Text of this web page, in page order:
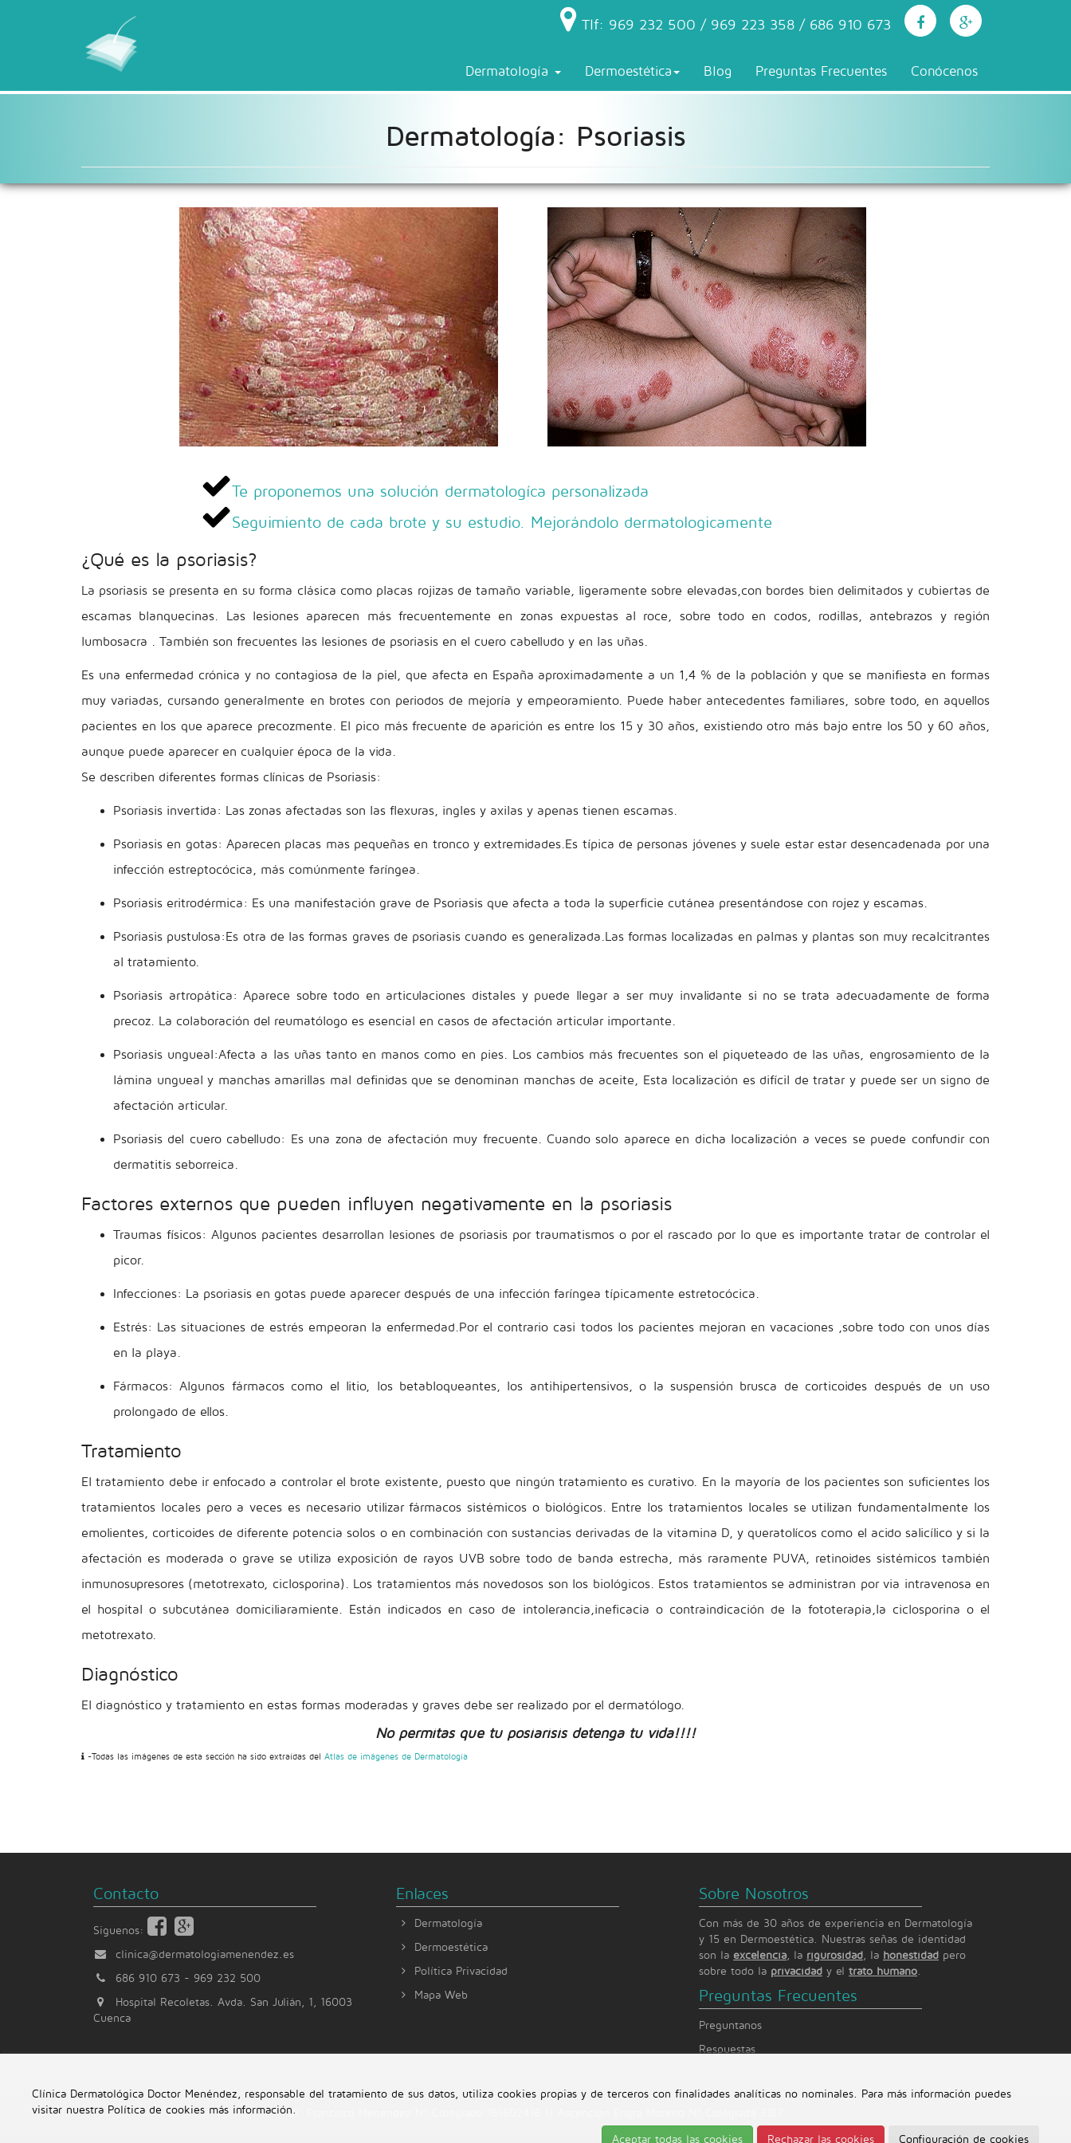
Tlf: 969 232 500 / 969 223 358 / 686 910 673
Dermatología Dermoestética Blog Preguntas Frecuentes Conócenos
Clínica Dermatológica Doctor Menéndez, responsable del tratamiento de sus datos, utiliza cookies propias y de terceros con finalidades analíticas no nominales. Para más información puedes
visitar nuestra Política de cookies más información
Aceptar todas las cookies Rechazar las cookies Configuración de cookies
Dermatología: Psoriasis
Te proponemos una solución dermatologíca personalizada
Seguimiento de cada brote y su estudio. Mejorándolo dermatologicamente
¿Qué es la psoriasis?
La psoriasis se presenta en su forma clásica como placas rojizas de tamaño variable, ligeramente sobre elevadas,con bordes bien delimitados y cubiertas de
escamas blanquecinas. Las lesiones aparecen más frecuentemente en zonas expuestas al roce, sobre todo en codos, rodillas, antebrazos y región
lumbosacra . También son frecuentes las lesiones de psoriasis en el cuero cabelludo y en las uñas.
Es una enfermedad crónica y no contagiosa de la piel, que afecta en España aproximadamente a un 1,4 % de la población y que se manifiesta en formas
muy variadas, cursando generalmente en brotes con periodos de mejoría y empeoramiento. Puede haber antecedentes familiares, sobre todo, en aquellos
pacientes en los que aparece precozmente. El pico más frecuente de aparición es entre los 15 y 30 años, existiendo otro más bajo entre los 50 y 60 años,
aunque puede aparecer en cualquier época de la vida.
Se describen diferentes formas clínicas de Psoriasis:
Psoriasis invertida: Las zonas afectadas son las flexuras, ingles y axilas y apenas tienen escamas.
Psoriasis en gotas: Aparecen placas mas pequeñas en tronco y extremidades.Es típica de personas jóvenes y suele estar estar desencadenada por una
infección estreptocócica, más comúnmente faríngea.
Psoriasis eritrodérmica: Es una manifestación grave de Psoriasis que afecta a toda la superficie cutánea presentándose con rojez y escamas.
Psoriasis pustulosa:Es otra de las formas graves de psoriasis cuando es generalizada.Las formas localizadas en palmas y plantas son muy recalcitrantes
al tratamiento.
Psoriasis artropática: Aparece sobre todo en articulaciones distales y puede llegar a ser muy invalidante si no se trata adecuadamente de forma
precoz. La colaboración del reumatólogo es esencial en casos de afectación articular importante.
Psoriasis ungueal:Afecta a las uñas tanto en manos como en pies. Los cambios más frecuentes son el piqueteado de las uñas, engrosamiento de la
lámina ungueal y manchas amarillas mal definidas que se denominan manchas de aceite, Esta localización es difícil de tratar y puede ser un signo de
afectación articular.
Psoriasis del cuero cabelludo: Es una zona de afectación muy frecuente. Cuando solo aparece en dicha localización a veces se puede confundir con
dermatitis seborreica.
Factores externos que pueden influyen negativamente en la psoriasis
Traumas físicos: Algunos pacientes desarrollan lesiones de psoriasis por traumatismos o por el rascado por lo que es importante tratar de controlar el
picor.
Infecciones: La psoriasis en gotas puede aparecer después de una infección faríngea típicamente estretocócica.
Estrés: Las situaciones de estrés empeoran la enfermedad.Por el contrario casi todos los pacientes mejoran en vacaciones ,sobre todo con unos días
en la playa.
Fármacos: Algunos fármacos como el litio, los betabloqueantes, los antihipertensivos, o la suspensión brusca de corticoides después de un uso
prolongado de ellos.
Tratamiento
El tratamiento debe ir enfocado a controlar el brote existente, puesto que ningún tratamiento es curativo. En la mayoría de los pacientes son suficientes los
tratamientos locales pero a veces es necesario utilizar fármacos sistémicos o biológicos. Entre los tratamientos locales se utilizan fundamentalmente los
emolientes, corticoides de diferente potencia solos o en combinación con sustancias derivadas de la vitamina D, y queratolícos como el acido salicílico y si la
afectación es moderada o grave se utiliza exposición de rayos UVB sobre todo de banda estrecha, más raramente PUVA, retinoides sistémicos también
inmunosupresores (metotrexato, ciclosporina). Los tratamientos más novedosos son los biológicos. Estos tratamientos se administran por via intravenosa en
el hospital o subcutánea domiciliaramiente. Están indicados en caso de intolerancia,ineficacia o contraindicación de la fototerapia,la ciclosporina o el
metotrexato.
Diagnóstico
El diagnóstico y tratamiento en estas formas moderadas y graves debe ser realizado por el dermatólogo.
No permitas que tu posiarisis detenga tu vida!!!!
-Todas las imágenes de esta sección ha sido extraídas del Atlas de imágenes de Dermatología
Contacto
Siguenos:
clinica@dermatologiamenendez.es
686 910 673 - 969 232 500
Hospital Recoletas. Avda. San Julián, 1, 16003
Cuenca
Enlaces
Dermatología
Dermoestética
Política Privacidad
Mapa Web
Sobre Nosotros
Con más de 30 años de experiencia en Dermatología
y 15 en Dermoestética. Nuestras señas de identidad
son la excelencia , la rigurosidad , la honestidad pero
sobre todo la privacidad y el trato humano
Preguntas Frecuentes
Preguntanos
Respuestas
Dr. Francisco Menéndez Nº Colegiado 161602416 || Ascención Engra Moreno Nº Colegiada 3187